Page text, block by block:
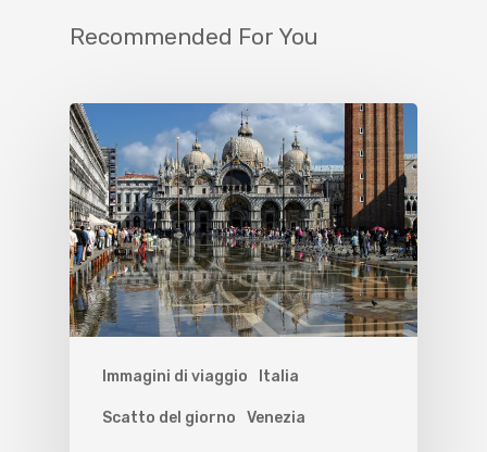
Recommended For You
Immagini di viaggio Italia
Scatto del giorno Venezia